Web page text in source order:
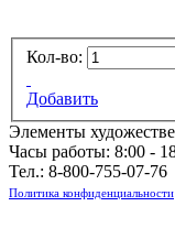
Кол-во:
Добавить
Элементы
Часы работы: 8:00 -
Тел.: 8-800-755-07-76
Политика конфиденциальности